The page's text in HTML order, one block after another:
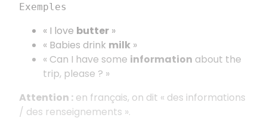
Exemples
« I love butter »
« Babies drink milk »
« Can I have some information about the
trip, please ? »
Attention : en français, on dit « des informations
/ des renseignements ».